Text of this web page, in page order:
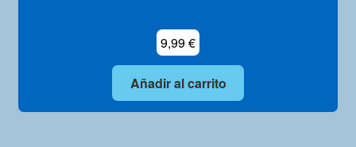
9,99€
Añadir al carrito